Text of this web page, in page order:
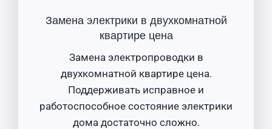
Замена электрики в двухкомнатной
квартире цена
Замена электропроводки в
двухкомнатной квартире цена.
Поддерживать исправное и
работоспособное состояние электрики
дома достаточно сложно.